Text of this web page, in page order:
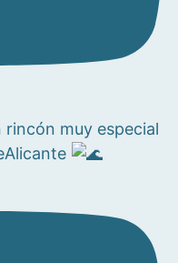
rincón muy especial